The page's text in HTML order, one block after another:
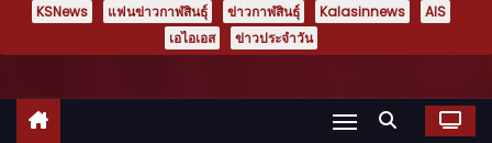
KSNews แฟนข่าวกาฬสินธุ์ ข่าวกาฬสินธุ์ Kalasinnews
AIS
เอไอเอส
ข่าวประจำวัน